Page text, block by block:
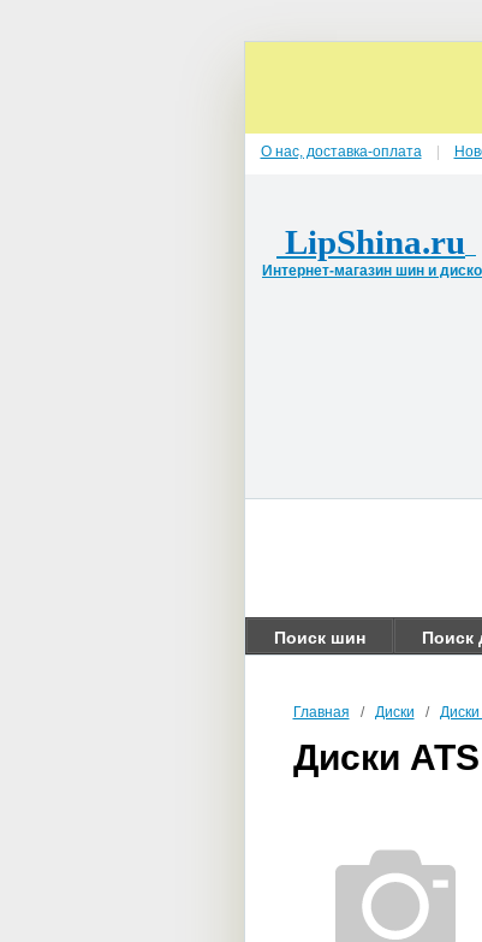
LipShina.ru
Интернет-магазин шин и
О нас, доставка-оплата
Поиск шин Поиск
Главная / Диски / Диски
Диски ATS